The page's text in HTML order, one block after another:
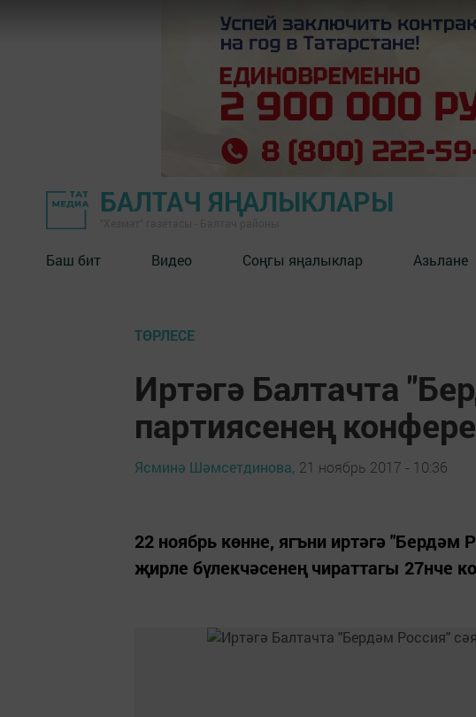
БАЛТАЧ ЯҢАЛЫКЛАРЫ
Баш бит Видео Соңгы яңалыклар Азьлане
ТӨРЛЕСЕ
Иртәгә Балтачта
партиясенең
Ясминә Шәмсетдинова, 21 ноябрь 2017 - 10:36
22 ноябрь көнне, ягъни иртәгә "Бердәм
җирле бүлекчәсенең чираттагы 27нче